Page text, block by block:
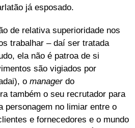
já esposado.
de relativa superioridade nos
trabalhar – daí ser tratada
ela não é patroa de si
são vigiados por
o managerdo
também o seu recrutador para
personagem no limiar entre o
e fornecedores e o mundo